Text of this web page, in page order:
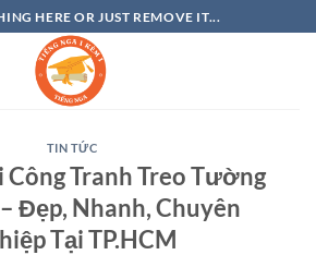
HERE OR JUST REMOVE IT...
TIN TỨC
Công Tranh Treo Tường
Đẹp, Nhanh, Chuyên
Tại TP.HCM